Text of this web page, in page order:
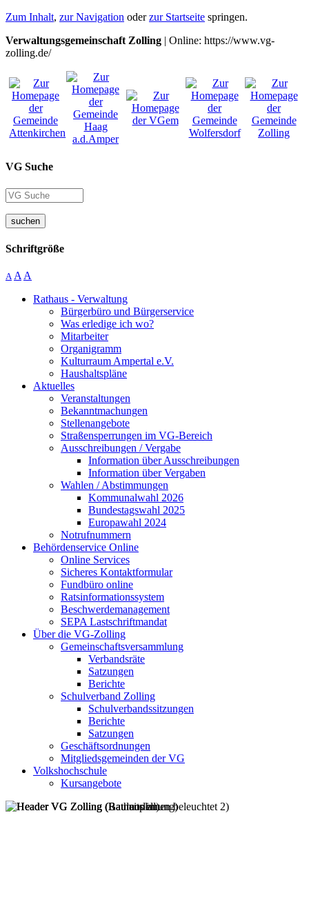
Zum Inhalt, zur Navigation oderzur Startseite springen.
Verwaltungsgemeinschaft Zolling | Online: https://www.vg-
zolling.de/
VG Suche
suchen
Schriftgröße
A A A
Rathaus - Verwaltung
Bürgerbüro und Bürgerservice
Was erledige ich wo?
Mitarbeiter
Organigramm
Kulturraum Ampertal e.V.
Haushaltspläne
Aktuelles
Veranstaltungen
Bekanntmachungen
Stellenangebote
Straßensperrungen im VG-Bereich
Ausschreibungen / Vergabe
Information über Ausschreibungen
Information über Vergaben
Wahlen / Abstimmungen
Kommunalwahl 2026
Bundestagswahl 2025
Europawahl 2024
Notrufnummern
Behördenservice Online
Online Services
Sicheres Kontaktformular
Fundbüro online
Ratsinformationssystem
Beschwerdemanagement
SEPA Lastschriftmandat
Über die VG-Zolling
Gemeinschaftsversammlung
Verbandsräte
Satzungen
Berichte
Schulverband Zolling
Schulverbandssitzungen
Berichte
Satzungen
Geschäftsordnungen
Mitgliedsgemeinden der VG
Volkshochschule
Kursangebote